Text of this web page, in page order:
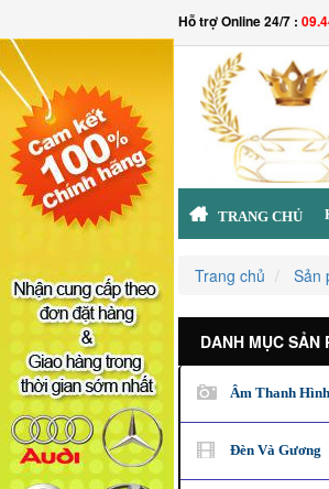
Hỗ trợ Online 24/7 :
TRANG CHỦ
Trang chủ Sản
DANH MỤC SẢN
Âm Thanh
Đèn Và Gương